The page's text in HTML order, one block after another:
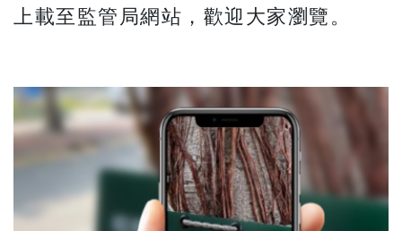
上載至監管局網站，歡迎大家瀏覽。